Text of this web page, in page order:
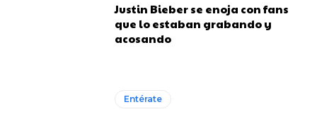
Justin Bieber se enoja con fans
que lo estaban grabando y
acosando
Entérate